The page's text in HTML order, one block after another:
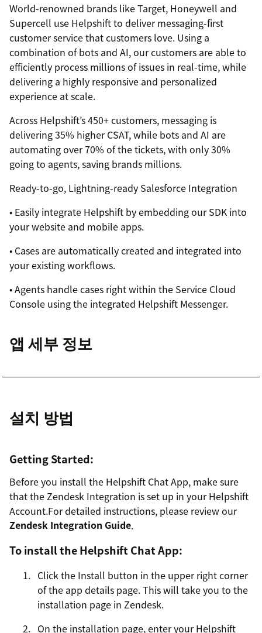
World-renowned brands like Target, Honeywell and
Supercell use Helpshift to deliver messaging-first
customer service that customers love. Using a
combination of bots and AI, our customers are able to
efficiently process millions of issues in real-time, while
delivering a highly responsive and personalized
experience at scale.
Across Helpshift’s 450+ customers, messaging is
delivering 35% higher CSAT, while bots and AI are
automating over 70% of the tickets, with only 30%
going to agents, saving brands millions.
Ready-to-go, Lightning-ready Salesforce Integration
• Easily integrate Helpshift by embedding our SDK into
your website and mobile apps.
• Cases are automatically created and integrated into
your existing workflows.
• Agents handle cases right within the Service Cloud
Console using the integrated Helpshift Messenger.
앱 세부 정보
설치 방법
Getting Started:
Before you install the Helpshift Chat App, make sure
that the Zendesk Integration is set up in your Helpshift
Account.For detailed instructions, please review our
Zendesk Integration Guide.
To install the Helpshift Chat App:
Click the Install button in the upper right corner
of the app details page. This will take you to the
installation page in Zendesk.
On the installation page, enter your Helpshift